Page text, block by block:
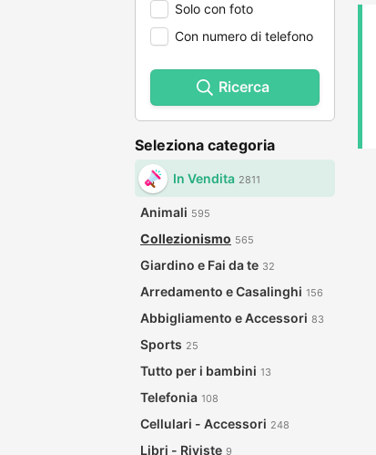
Solo con foto
Con numero di telefono
Ricerca
Seleziona categoria
In Vendita 2811
Animali 595
Collezionismo 565
Giardino e Fai da te 32
Arredamento e Casalinghi 156
Abbigliamento e Accessori 83
Sports 25
Tutto per i bambini 13
Telefonia 108
Cellulari - Accessori 248
Libri - Riviste 9